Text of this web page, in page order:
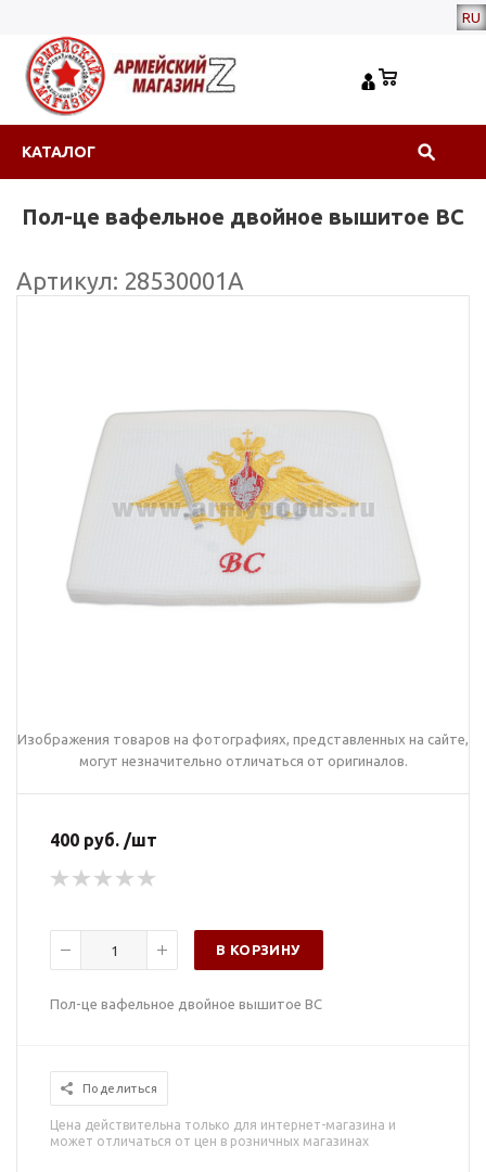
RU
КАТАЛОГ
Пол-це вафельное двойное вышитое ВС
Артикул: 28530001А
Изображения товаров на фотографиях, представленных на сайте,
могут незначительно отличаться от оригиналов.
400 руб. /шт
В КОРЗИНУ
Пол-це вафельное двойное вышитое ВС
Поделиться
Цена действительна только для интернет-магазина и
может отличаться от цен в розничных магазинах